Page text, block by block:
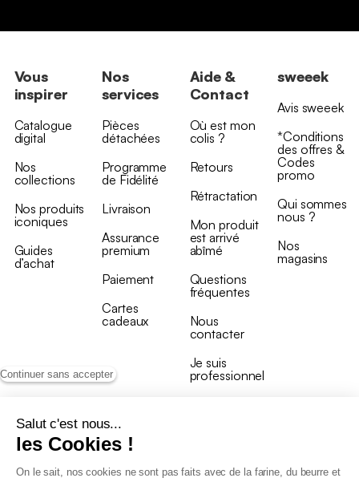
Continuer sans accepter
Salut c'est nous...
les Cookies !
On le sait, nos cookies ne sont pas faits avec de la farine, du beurre et
Vous
inspirer
Catalogue
digital
Nos
collections
Nos produits
iconiques
Guides
d’achat
Nos
services
Pièces
détachées
Programme
de Fidélité
Livraison
Assurance
premium
Paiement
Cartes
cadeaux
Aide &
Contact
Où est mon
colis ?
Retours
Rétractation
Mon produit
est arrivé
abîmé
Questions
fréquentes
Nous
contacter
Je suis
professionnel
sweeek
Avis sweeek
*Conditions
des offres &
Codes
promo
Qui sommes
nous ?
Nos
magasins
Conditions générales de vente